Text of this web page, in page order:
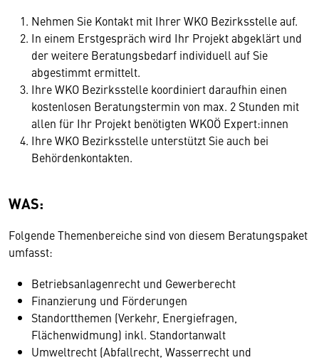
Nehmen Sie Kontakt mit Ihrer WKO Bezirksstelle auf.
In einem Erstgespräch wird Ihr Projekt abgeklärt und
der weitere Beratungsbedarf individuell auf Sie
abgestimmt ermittelt.
Ihre WKO Bezirksstelle koordiniert daraufhin einen
kostenlosen Beratungstermin von max. 2 Stunden mit
allen für Ihr Projekt benötigten WKOÖ Expert:innen
Ihre WKO Bezirksstelle unterstützt Sie auch bei
Behördenkontakten.
WAS:
Folgende Themenbereiche sind von diesem Beratungspaket
umfasst:
Betriebsanlagenrecht und Gewerberecht
Finanzierung und Förderungen
Standortthemen (Verkehr, Energiefragen,
Flächenwidmung) inkl. Standortanwalt
Umweltrecht (Abfallrecht, Wasserrecht und